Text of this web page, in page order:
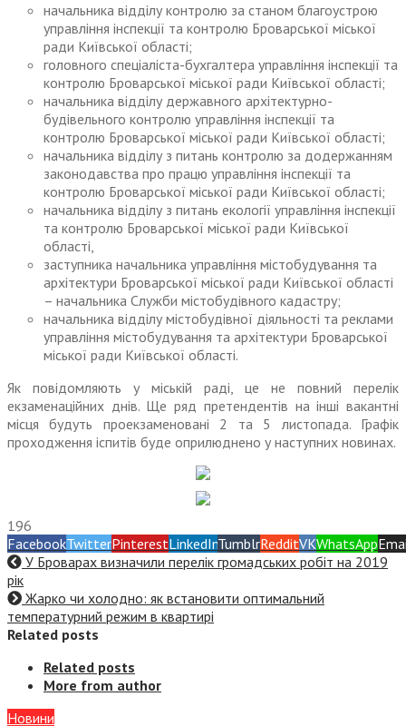
начальника відділу контролю за станом благоустрою
управління інспекції та контролю Броварської міської
ради Київської області;
головного спеціаліста-бухгалтера управління інспекції та
контролю Броварської міської ради Київської області;
начальника відділу державного архітектурно-
будівельного контролю управління інспекції та
контролю Броварської міської ради Київської області;
начальника відділу з питань контролю за додержанням
законодавства про працю управління інспекції та
контролю Броварської міської ради Київської області;
начальника відділу з питань екології управління інспекції
та контролю Броварської міської ради Київської
області,
заступника начальника управління містобудування та
архітектури Броварської міської ради Київської області
– начальника Служби містобудівного кадастру;
начальника відділу містобудівної діяльності та реклами
управління містобудування та архітектури Броварської
міської ради Київської області.
Як повідомляють у міській раді, це не повний перелік
екзаменаційних днів. Ще ряд претендентів на інші вакантні
місця будуть проекзаменовані 2 та 5 листопада. Графік
проходження іспитів буде оприлюднено у наступних новинах.
196
FacebookTwitterPinterestLinkedInTumblrRedditVKWhatsApp
У Броварах визначили перелік громадських робіт на 2019
рік
Жарко чи холодно: як встановити оптимальний
температурний режим в квартирі
Related posts
Related posts
More from author
Новини